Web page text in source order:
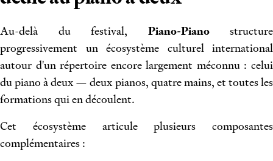
Au-delà du festival, Piano-Pianostructure
progressivement un écosystème culturel international
autour d'un répertoire encore largement méconnu : celui
du piano à deux — deux pianos, quatre mains, et toutes les
formations qui en découlent.
Cet écosystème articule plusieurs composantes
complémentaires :